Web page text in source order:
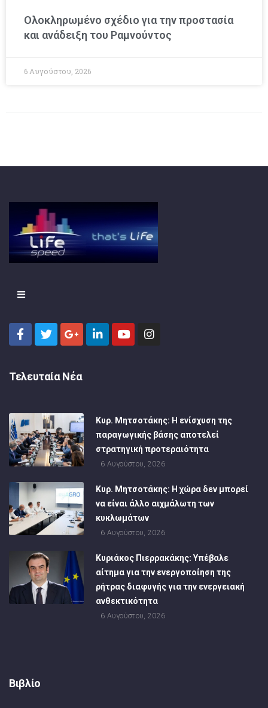
Ολοκληρωμένο σχέδιο για την προστασία
και ανάδειξη του Ραμνούντος
6 Αυγούστου, 2026
Τελευταία Νέα
Κυρ. Μητσοτάκης: Η ενίσχυση της
παραγωγικής βάσης αποτελεί
στρατηγική προτεραιότητα
6 Αυγούστου, 2026
Κυρ. Μητσοτάκης: Η χώρα δεν μπορεί
να είναι άλλο αιχμάλωτη των
κυκλωμάτων
6 Αυγούστου, 2026
Κυριάκος Πιερρακάκης: Υπέβαλε
αίτημα για την ενεργοποίηση της
ρήτρας διαφυγής για την ενεργειακή
ανθεκτικότητα
6 Αυγούστου, 2026
Βιβλίο